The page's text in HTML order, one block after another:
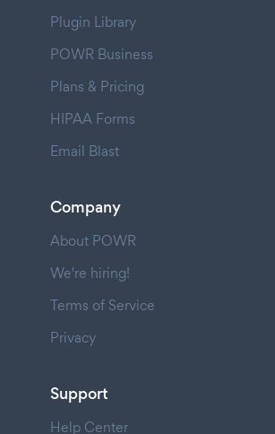
Plugin Library
POWR Business
Plans & Pricing
HIPAA Forms
Email Blast
Company
About POWR
We're hiring!
Terms of Service
Privacy
Support
Help Center